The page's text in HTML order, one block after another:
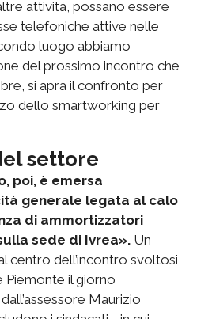
attività, possano essere
telefoniche attive nelle
luogo abbiamo
del prossimo incontro che
si apra il confronto per
dello smartworking per
settore
poi, è emersa
generale legata al calo
di ammortizzatori
sede di Ivrea». Un
centro dell’incontro svoltosi
Piemonte il giorno
Maurizio